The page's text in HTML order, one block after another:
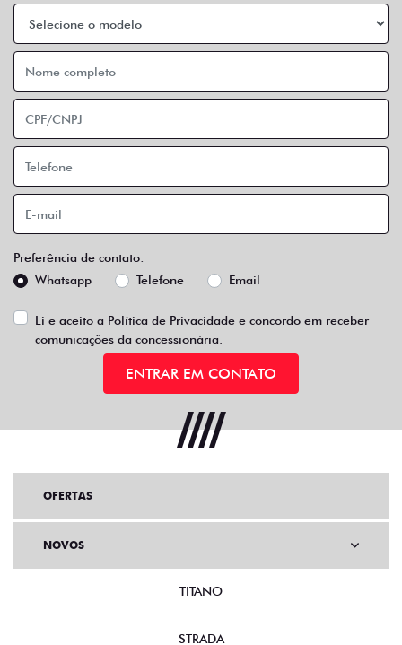
Preferência de contato:
Whatsapp
Telefone Email
Li e aceito a Política de Privacidade e concordo em receber
comunicações da concessionária.
ENTRAR EM CONTATO
OFERTAS
NOVOS
TITANO
STRADA